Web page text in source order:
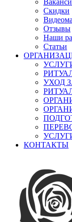
Скидки
Отзывы
Наши
Статьи
УХОД
КОНТАКТЫ